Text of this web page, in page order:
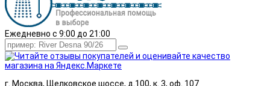
Ежедневно с 9:00 до 21:00
г. Москва, Щелковское шоссе, д.100, к. 3, оф. 107